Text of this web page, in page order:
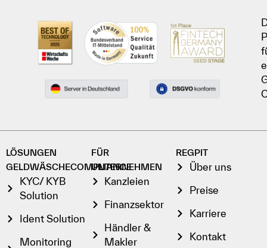
LÖSUNGEN
GELDWÄSCHECOMPLIANCE
KYC/ KYB
Solution
Ident Solution
Monitoring
FÜR
UNTERNEHMEN
Kanzleien
Finanzsektor
Händler &
Makler
REGPIT
Über uns
Preise
Karriere
Kontakt